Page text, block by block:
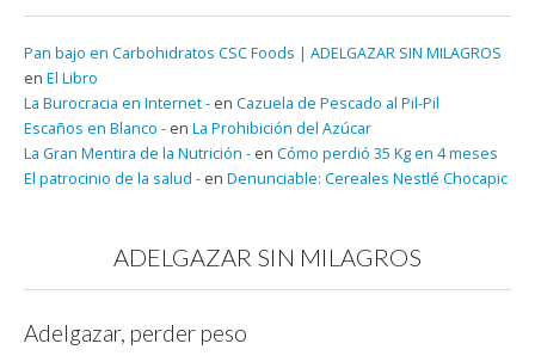
Pan bajo en Carbohidratos CSC Foods | ADELGAZAR SIN MILAGROS
en El Libro
La Burocracia en Internet - en Cazuela de Pescado al Pil-Pil
Escaños en Blanco - en La Prohibición del Azúcar
La Gran Mentira de la Nutrición - en Cómo perdió 35 Kg en 4 meses
El patrocinio de la salud - en Denunciable: Cereales Nestlé Chocapic
ADELGAZAR SIN MILAGROS
Adelgazar, perder peso